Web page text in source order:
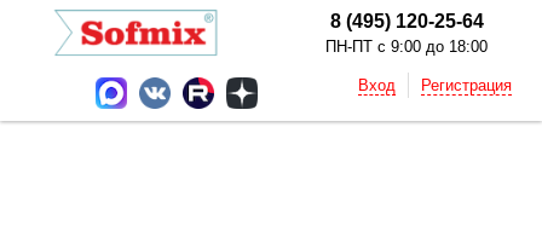
8 (495) 120-25-64
ПН-ПТ с 9:00 до 18:00
Вход Регистрация